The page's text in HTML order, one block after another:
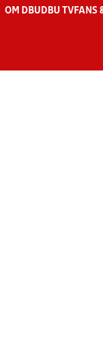
OM DBU DBU TV FANS